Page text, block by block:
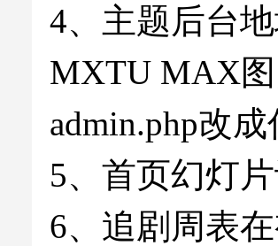
4、主题后台
MXTU MAX图
admin.php改
5、首页幻灯
6、追剧周表